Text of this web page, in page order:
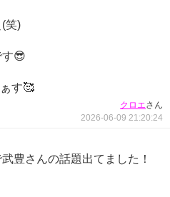
笑)
😎
す🥰
クロエさん
2026-06-09 21:20:24
豊さんの話題出てました！